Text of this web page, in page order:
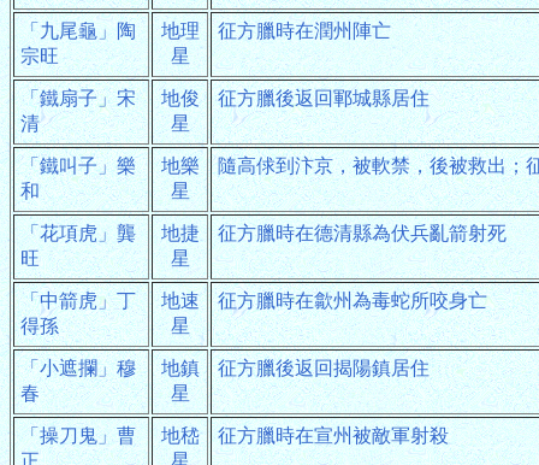
「九尾龜」陶
宗旺
地理
星
征方臘時在潤州陣亡
「鐵扇子」宋
清
地俊
星
征方臘後返回鄆城縣居住
「鐵叫子」樂
和
地樂
星
隨高俅到汴京，被軟禁，後被救出；
「花項虎」龔
旺
地捷
星
征方臘時在德清縣為伏兵亂箭射死
「中箭虎」丁
得孫
地速
星
征方臘時在歙州為毒蛇所咬身亡
「小遮攔」穆
春
地鎮
星
征方臘後返回揭陽鎮居住
「操刀鬼」曹
正
地嵇
星
征方臘時在宣州被敵軍射殺